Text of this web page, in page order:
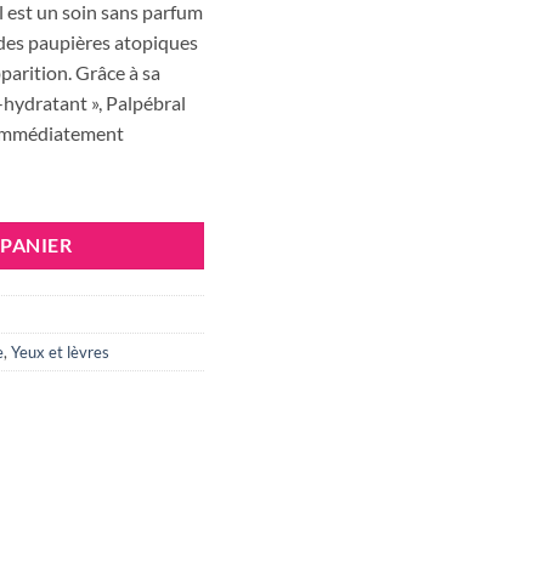
un soin sans parfum
paupières atopiques
Grâce à sa
», Palpébral
, Yeux et lèvres